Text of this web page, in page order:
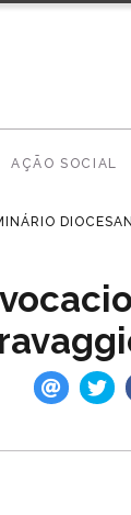
AÇÃO SOCIAL